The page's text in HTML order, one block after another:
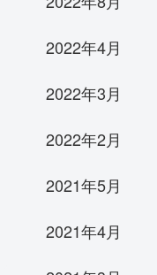
2022年4月
2022年3月
2022年2月
2021年5月
2021年4月